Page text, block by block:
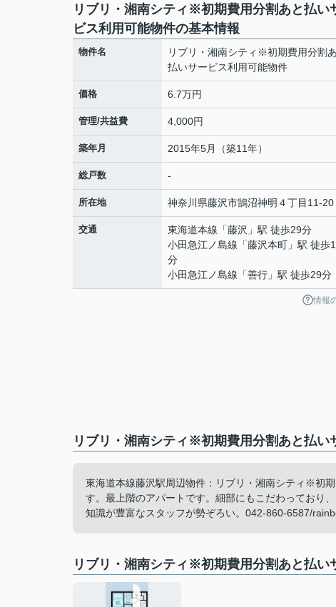
リブリ・湘南シティ※初期費用分割あと払い
ビス利用可能物件の基本情報
物件名
リブリ・湘南シティ※初期費用分割
払いサービス利用可能物件
価格 6.7万円
管理/共益費 4,000円
築年月 2015年5月（築11年）
総戸数 -
所在地 神奈川県藤沢市鵠沼神明 ４丁目11-20
交通 東海道本線 「藤沢 」駅 徒歩29分
小田急江ノ島線 「藤沢本町 」駅 徒歩
分
小田急江ノ島線 「善行 」駅 徒歩29分
情報
リブリ・湘南シティ※初期費用分割あと払
東海道本線藤沢駅周辺物件：リブリ・湘南シティ※初
す。最上階のアパートです。細部にもこだわっており
知識が豊富なスタッフが勢ぞろい。042-860-6587/
リブリ・湘南シティ※初期費用分割あと払い